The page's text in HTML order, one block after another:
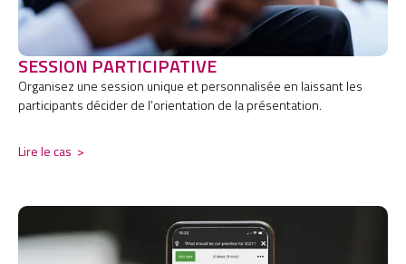
SESSION PARTICIPATIVE
Organisez une session unique et personnalisée en laissant les
participants décider de l’orientation de la présentation.
Lire le cas >